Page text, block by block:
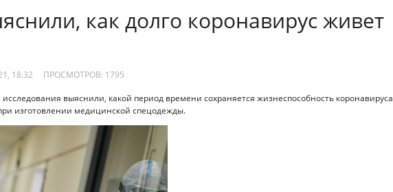
как долго коронавирус живет
18:32 ПРОСМОТРОВ: 1795
выяснили, какой период времени сохраняется жизнеспособность коронавируса
изготовлении медицинской спецодежды.